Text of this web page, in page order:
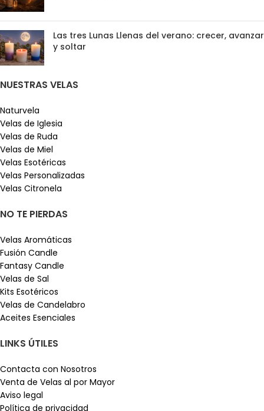
Las tres Lunas Llenas del verano: crecer, avanzar
y soltar
NUESTRAS VELAS
Naturvela
Velas de Iglesia
Velas de Ruda
Velas de Miel
Velas Esotéricas
Velas Personalizadas
Velas Citronela
NO TE PIERDAS
Velas Aromáticas
Fusión Candle
Fantasy Candle
Velas de Sal
Kits Esotéricos
Velas de Candelabro
Aceites Esenciales
LINKS ÚTILES
Contacta con Nosotros
Venta de Velas al por Mayor
Aviso legal
Política de privacidad